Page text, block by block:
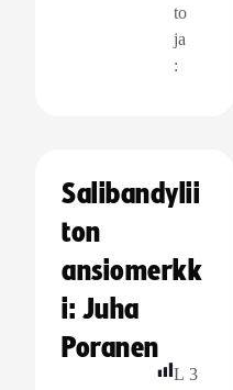
to
ja
:
Salibandylii
ton
ansiomerkk
i: Juha
Poranen
L 3